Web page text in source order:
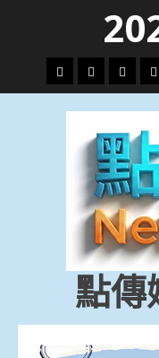
content頭
條
財
經
地
方.
會
文
點傳